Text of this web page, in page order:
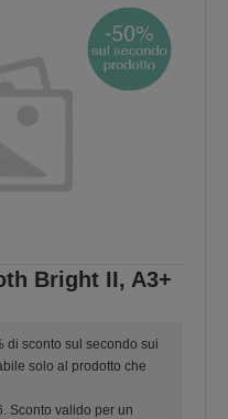
Bright II, A3+
di sconto sul secondo sui
solo al prodotto che
Sconto valido per un